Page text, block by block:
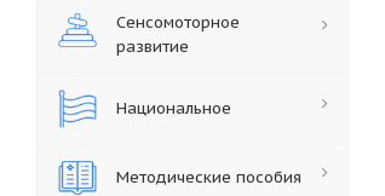
Сенсомоторное
развитие
Национальное
Методические пособия